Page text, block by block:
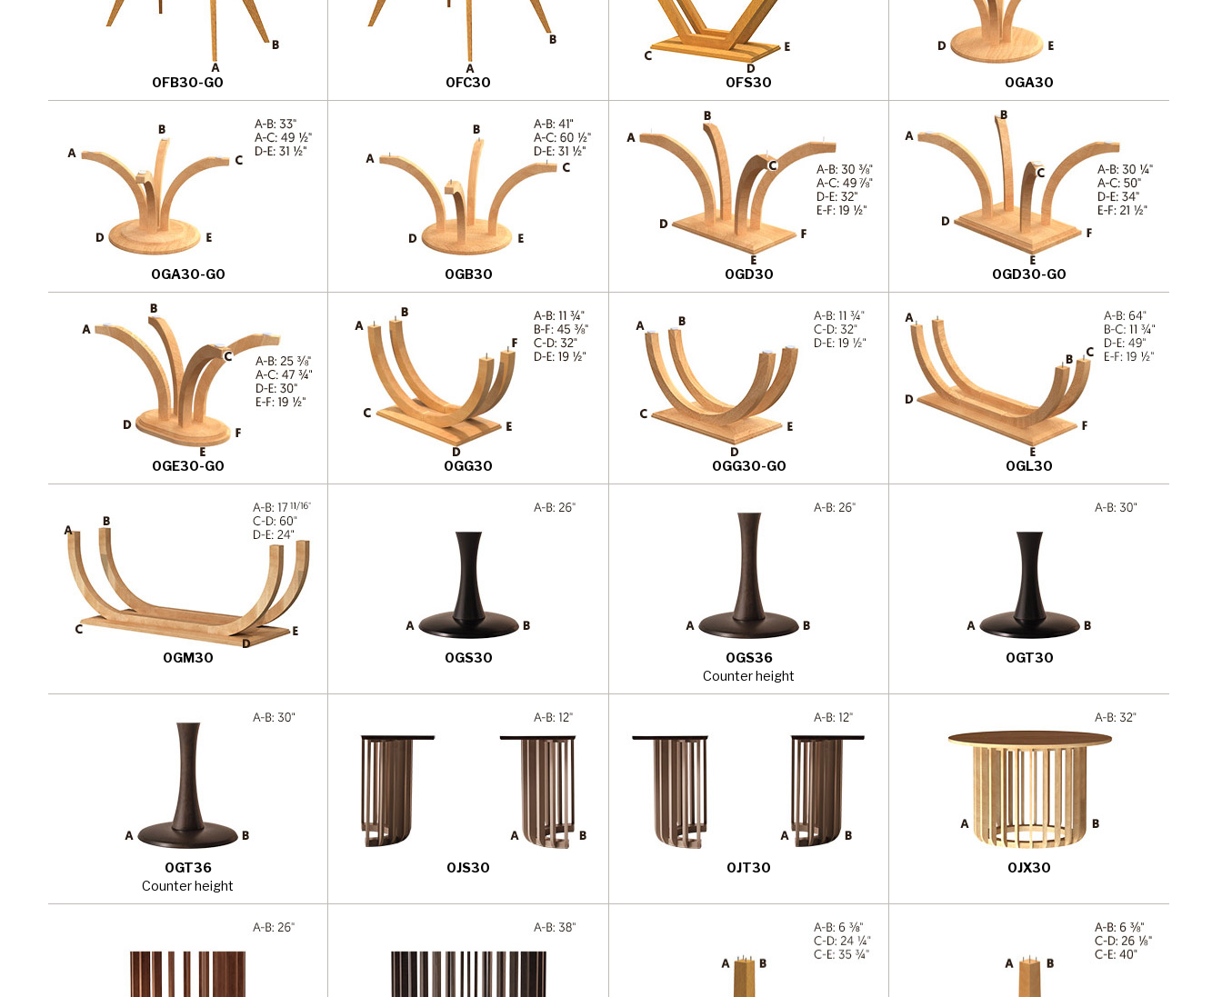
0FB30-G0 0FC30 0FS30 0GA30
0GA30-G0 0GB30 0GD30 0GD30-G0
0GE30-G0 0GG30 0GG30-G0 0GL30
0GM30 0GS30
0GS36
Counter height
0GT30
0GT36
Counter height
0JS30 0JT30 0JX30